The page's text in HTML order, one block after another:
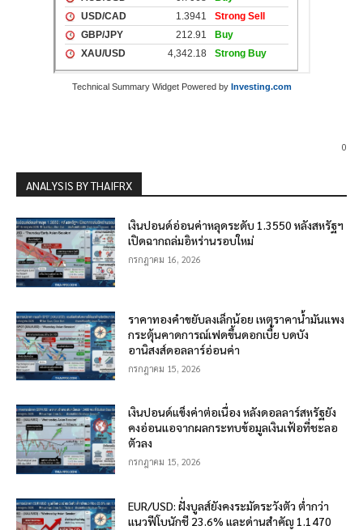
Technical Summary Widget Powered by Investing.com
0
ANALYSIS BY THAIFRX
เงินปอนด์อ่อนค่าหลุดระดับ 1.3550 หลังสหรัฐฯ
เปิดฉากถล่มอิหร่านรอบใหม่
กรกฎาคม 16, 2026
ราคาทองคำขยับลงเล็กน้อย เหตุราคาน้ำมันแพง
กระตุ้นคาดการณ์เฟดขึ้นดอกเบี้ย บดบัง
อานิสงส์ดอลลาร์อ่อนค่า
กรกฎาคม 15, 2026
เงินปอนด์แข็งค่าต่อเนื่อง หลังดอลลาร์สหรัฐยัง
คงอ่อนแอจากผลกระทบข้อมูลเงินเฟ้อที่ชะลอ
ตัวลง
กรกฎาคม 15, 2026
EUR/USD: ฝั่งบูลส์ยังคงระมัดระวังตัว ต่ำกว่า
แนวฟีโบนักชี 23.6% และด่านสำคัญ 1.1470